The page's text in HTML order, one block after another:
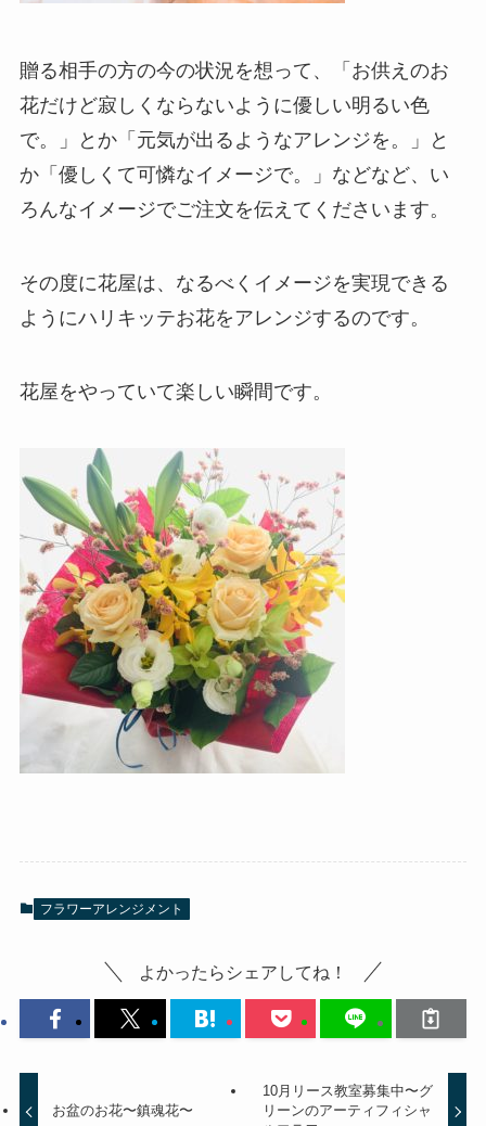
贈る相手の方の今の状況を想って、「お供えのお
花だけど寂しくならないように優しい明るい色
で。」とか「元気が出るようなアレンジを。」と
か「優しくて可憐なイメージで。」などなど、い
ろんなイメージでご注文を伝えてくださいます。
その度に花屋は、なるべくイメージを実現できる
ようにハリキッテお花をアレンジするのです。
花屋をやっていて楽しい瞬間です。
フラワーアレンジメント
よかったらシェアしてね！
お盆のお花〜鎮魂花〜
10月リース教室募集中〜グ
リーンのアーティフィシャ